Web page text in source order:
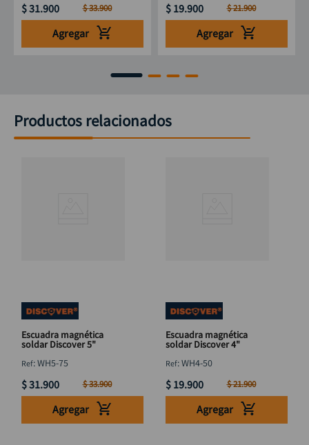
$31.900 $33.900
Agregar
$ 19.900 $21.900
Agregar
Productos relacionados
Escuadra magnética
soldar Discover 5"
:WH5-75
$31.900 $33.900
Agregar
Escuadra magnética
soldar Discover 4"
:WH4-50
$ 19.900 $21.900
Agregar